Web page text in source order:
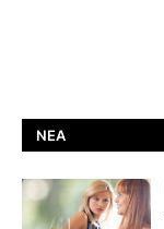
ΝΈΑ